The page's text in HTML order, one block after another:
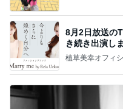
8月2日放送の
き続き出演し
植草美幸オフィ